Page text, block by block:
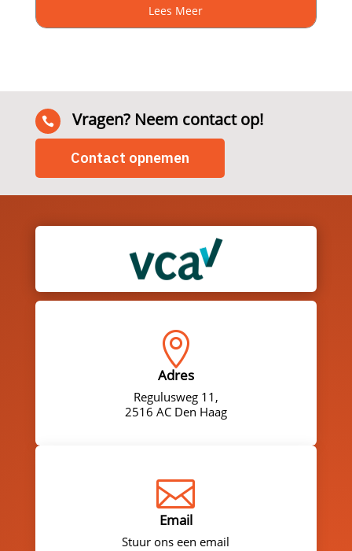
Lees Meer
 Vragen? Neem contact op!
Contact opnemen

Adres
Regulusweg 11,
2516 AC Den Haag

Email
Stuur ons een email